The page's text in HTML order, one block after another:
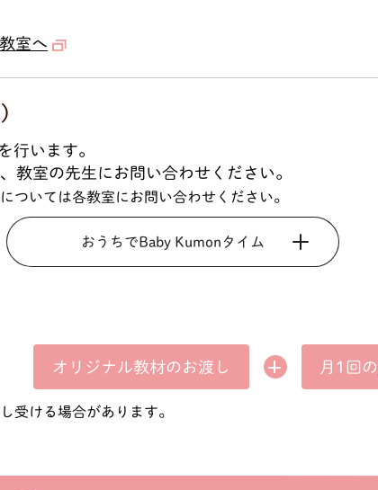
室へ
行います。
教室の先生にお問い合わせください。
ついては各教室にお問い合わせください。
おうちでBaby Kumonタイム
オリジナル教材のお渡し 月1回の
受ける場合があります。